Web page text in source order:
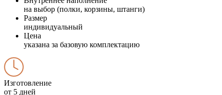
на выбор (полки, корзины, штанги)
Размер
индивидуальный
Цена
указана за базовую комплектацию
Изготовление
от 5 дней